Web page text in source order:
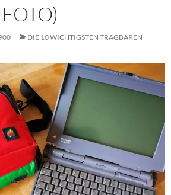
DIE 10 WICHTIGSTEN TRAGBAREN